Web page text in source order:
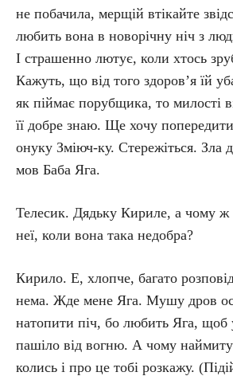
не побачила, мерщій втікайте
любить вона в новорічну ніч з
І страшенно лютує, коли хтось
Кажуть, що від того здоров’я їй
як піймає порубщика, то милості
її добре знаю. Ще хочу
онуку Зміюч-ку. Стережіться. Зла
мов Баба Яга.
Телесик. Дядьку Кириле, а чому ж
неї, коли вона така недобра?
Кирило. Е, хлопче, багато
нема. Жде мене Яга. Мушу дров
натопити піч, бо любить Яга, щоб
пашіло від вогню. А чому
колись і про це тобі розкажу.